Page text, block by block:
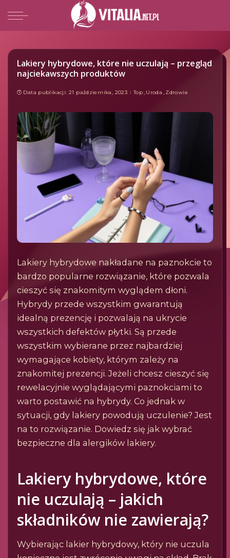
Lakiery hybrydowe, które nie uczulają – przegląd
najciekawszych produktów
Data publikacji: 21 października, 2023 Top Uroda Zdrowie
Lakiery hybrydowe nakładane na paznokcie to
bardzo popularne rozwiązanie, które pozwala
cieszyć się znakomitym wyglądem dłoni.
Hybrydy przede wszystkim gwarantują
idealną prezencję i pozwalają na ukrycie
wszystkich defektów płytki. Są przede
wszystkim wybierane przez najbardziej
wymagające kobiety, którym zależy na
znakomitej prezencji. Jeżeli chcesz cieszyć się
rewelacyjnie wyglądającymi paznokciami to
warto postawić na hybrydy. Co jednak w
sytuacji, gdy lakiery powodują uczulenie? Jest
na to rozwiązanie. Dowiedz się jak wybrać
bezpieczne dla alergików lakiery.
Lakiery hybrydowe, które
nie uczulają – jakich
składników nie zawierają?
Wybierając lakier hybrydowy, który nie uczula